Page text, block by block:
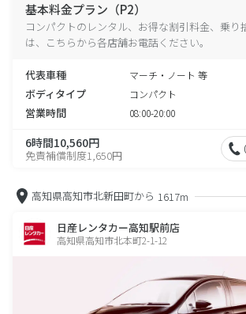
基本料金プラン（P2）
コンパクトのレンタル、お得な割引料金、乗り
は、こちらから各店舗お電話ください。
代表車種 マーチ・ノート 等
ボディタイプ コンパクト
営業時間 08:00-20:00
6時間10,560円
免責補償制度1,650円
高知県高知市北新田町から 1617m
日産レンタカー高知駅前店
高知県高知市北本町2-1-12